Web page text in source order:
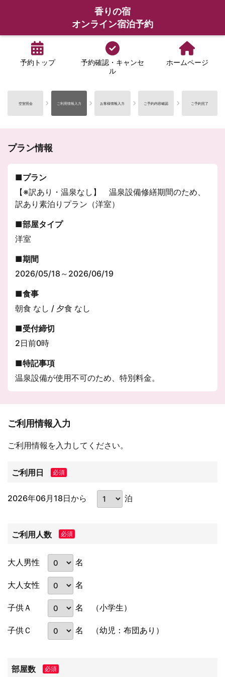
香りの宿
オンライン宿泊予約
予約トップ
予約確認・キャンセ
ル
ホームページ
空室照会 ご利用情報入力 お客様情報入力 ご予約内容確認 ご予約完了
プラン情報
プラン
【※訳あり・温泉なし】 温泉設備修繕期間のため、
訳あり素泊りプラン（洋室）
部屋タイプ
洋室
期間
2026/05/18～2026/06/19
食事
朝食 なし / 夕食 なし
受付締切
2日前0時
特記事項
温泉設備が使用不可のため、特別料金。
ご利用情報入力
ご利用情報を入力してください。
ご利用日 必須
2026年06月18日から 泊
ご利用人数 必須
大人男性 名
大人女性 名
子供Ａ 名 （小学生）
子供Ｃ 名 （幼児：布団あり）
部屋数 必須